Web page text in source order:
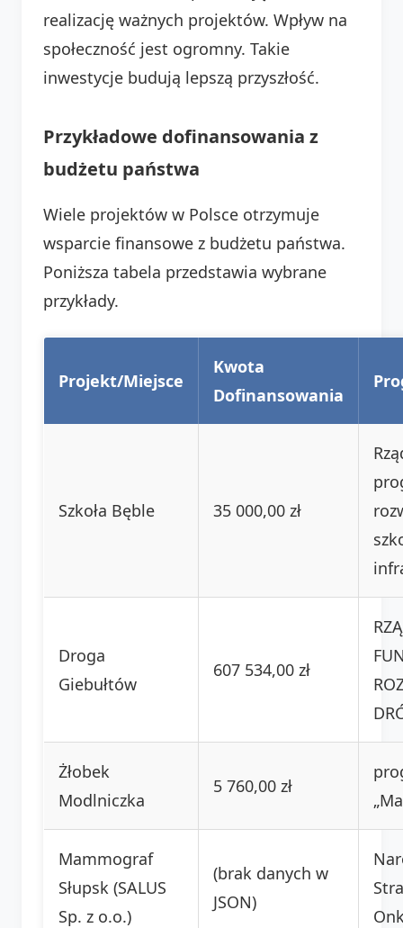
realizację ważnych projektów. Wpływ na
społeczność jest ogromny. Takie
inwestycje budują lepszą przyszłość.
Przykładowe dofinansowania z
budżetu państwa
Wiele projektów w Polsce otrzymuje
wsparcie finansowe z budżetu państwa.
Poniższa tabela przedstawia wybrane
przykłady.
Projekt/Miejsce
Kwota
Dofinansowania
Szkoła Bęble 35 000,00 zł
Droga
Giebułtów
607 534,00 zł
Żłobek
Modlniczka
5 760,00 zł
Mammograf
Słupsk (SALUS
Sp. z o.o.)
(brak danych w
JSON)